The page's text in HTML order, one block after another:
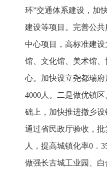
环”交通体系建设，加
建设等项目。完善公
中心项目，高标准建
馆、文化馆、美术馆
心。加快设立尧都瑞
4000人。二是做优镇
础上，加快推进撤乡
通过省民政厅验收，
人，提高城镇化率0．
做强长古城工业园、